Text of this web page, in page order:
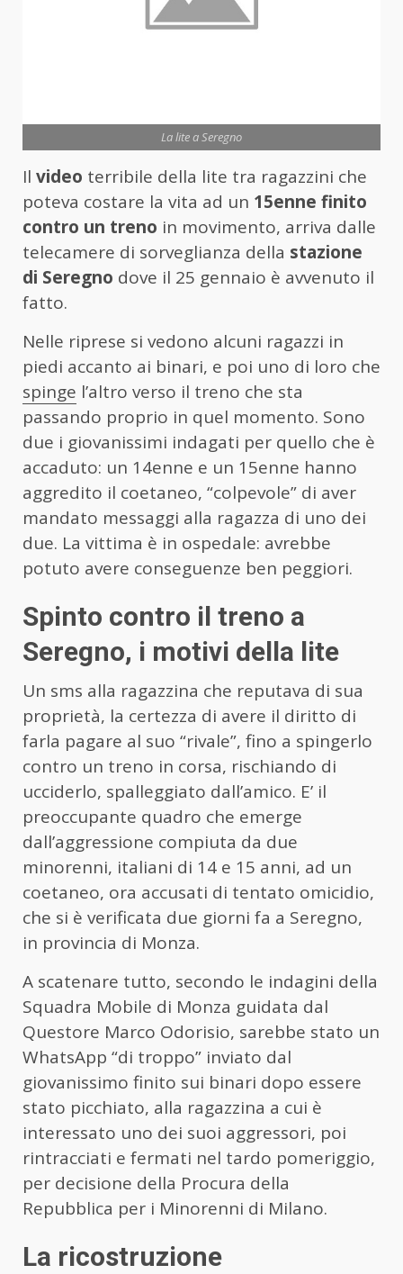
La lite a Seregno
Il video terribile della lite tra ragazzini che
poteva costare la vita ad un 15enne finito
contro un treno in movimento, arriva dalle
telecamere di sorveglianza della stazione
di Seregno dove il 25 gennaio è avvenuto il
fatto.
Nelle riprese si vedono alcuni ragazzi in
piedi accanto ai binari, e poi uno di loro che
spinge l’altro verso il treno che sta
passando proprio in quel momento. Sono
due i giovanissimi indagati per quello che è
accaduto: un 14enne e un 15enne hanno
aggredito il coetaneo, “colpevole” di aver
mandato messaggi alla ragazza di uno dei
due. La vittima è in ospedale: avrebbe
potuto avere conseguenze ben peggiori.
Spinto contro il treno a
Seregno, i motivi della lite
Un sms alla ragazzina che reputava di sua
proprietà, la certezza di avere il diritto di
farla pagare al suo “rivale”, fino a spingerlo
contro un treno in corsa, rischiando di
ucciderlo, spalleggiato dall’amico. E’ il
preoccupante quadro che emerge
dall’aggressione compiuta da due
minorenni, italiani di 14 e 15 anni, ad un
coetaneo, ora accusati di tentato omicidio,
che si è verificata due giorni fa a Seregno,
in provincia di Monza.
A scatenare tutto, secondo le indagini della
Squadra Mobile di Monza guidata dal
Questore Marco Odorisio, sarebbe stato un
WhatsApp “di troppo” inviato dal
giovanissimo finito sui binari dopo essere
stato picchiato, alla ragazzina a cui è
interessato uno dei suoi aggressori, poi
rintracciati e fermati nel tardo pomeriggio,
per decisione della Procura della
Repubblica per i Minorenni di Milano.
La ricostruzione